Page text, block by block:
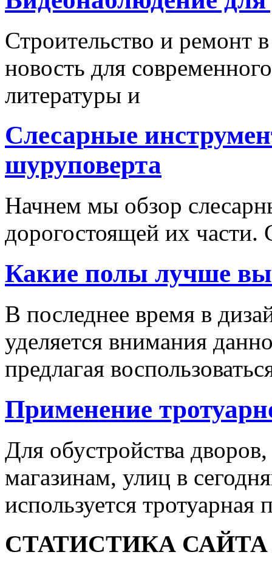
Строительство и ремонт
новость для
литературы и
Слесарные
шуруповерта
Начнем мы обзор
дорогостоящей их части.
Какие полы лучше
В последнее время в
уделяется внимания
предлагая
Применение
Для обустройства
магазинам, улиц в
используется тротуарная
СТАТИСТИКА САЙТА